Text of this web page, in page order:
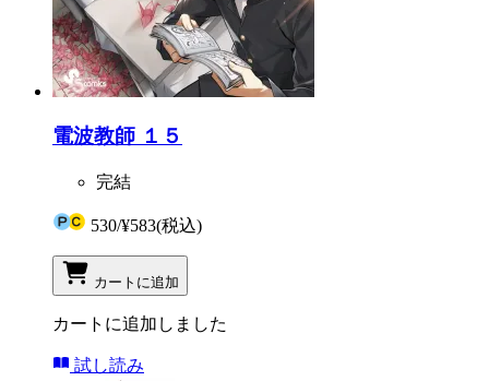
電波教師 １５
完結
530/¥583(税込)
カートに追加
カートに追加しました
試し読み